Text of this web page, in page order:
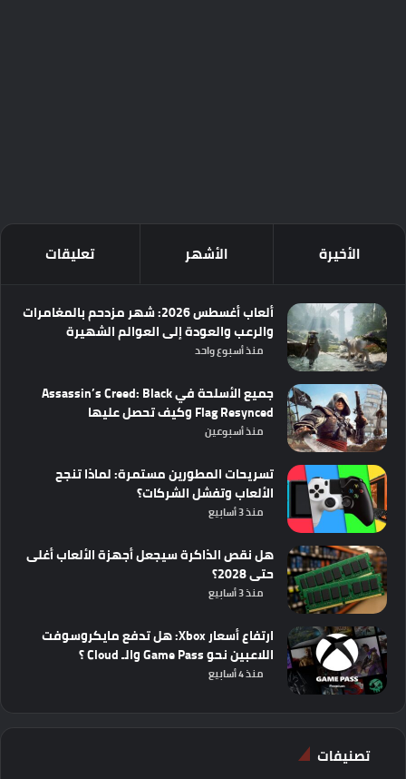
الأخيرة الأشهر تعليقات
ألعاب أغسطس 2026: شهر مزدحم بالمغامرات
والرعب والعودة إلى العوالم الشهيرة
منذ أسبوع واحد
جميع الأسلحة في Assassin’s Creed: Black
Flag Resynced وكيف تحصل عليها
منذ أسبوعين
تسريحات المطورين مستمرة: لماذا تنجح
الألعاب وتفشل الشركات؟
منذ 3 أسابيع
هل نقص الذاكرة سيجعل أجهزة الألعاب أغلى
حتى 2028؟
منذ 3 أسابيع
ارتفاع أسعار Xbox: هل تدفع مايكروسوفت
اللاعبين نحو Game Pass والـ Cloud ؟
منذ 4 أسابيع
تصنيفات